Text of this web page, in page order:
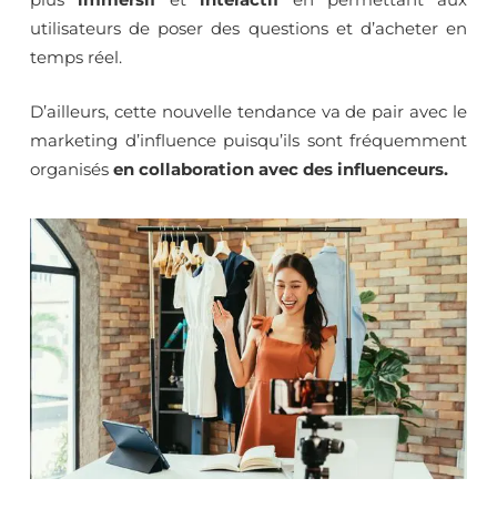
utilisateurs de poser des questions et d’acheter en
temps réel.
D’ailleurs, cette nouvelle tendance va de pair avec le
marketing d’influence puisqu’ils sont fréquemment
organisés en collaboration avec des influenceurs.